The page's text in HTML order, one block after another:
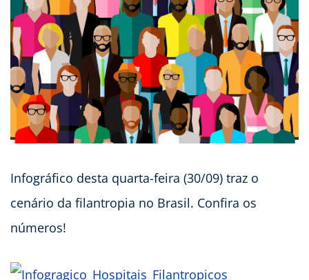
Infográfico desta quarta-feira (30/09) traz o
cenário da filantropia no Brasil. Confira os
números!